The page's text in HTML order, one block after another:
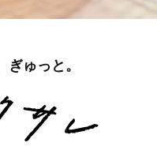
ゅっと。